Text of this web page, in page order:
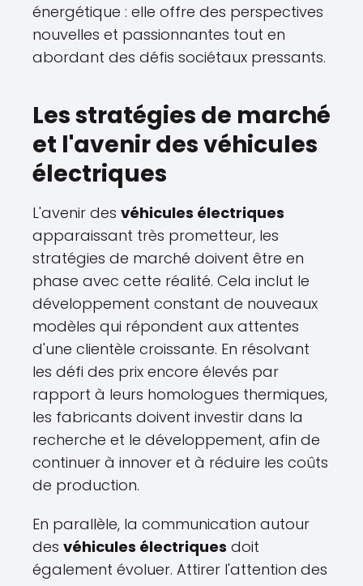
énergétique : elle offre des perspectives
nouvelles et passionnantes tout en
abordant des défis sociétaux pressants.
Les stratégies de marché
et l'avenir des véhicules
électriques
L'avenir des véhicules électriques
apparaissant très prometteur, les
stratégies de marché doivent être en
phase avec cette réalité. Cela inclut le
développement constant de nouveaux
modèles qui répondent aux attentes
d'une clientèle croissante. En résolvant
les défi des prix encore élevés par
rapport à leurs homologues thermiques,
les fabricants doivent investir dans la
recherche et le développement, afin de
continuer à innover et à réduire les coûts
de production.
En parallèle, la communication autour
des véhicules électriques doit
également évoluer. Attirer l'attention des